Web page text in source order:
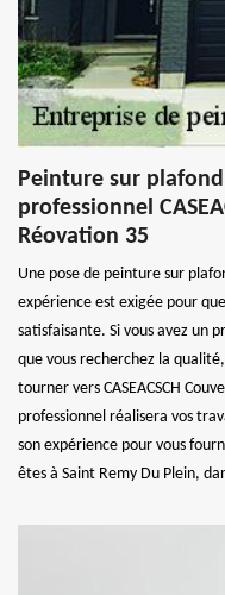
Peinture sur
professionnel
Réovation 35
Une pose de peinture sur
expérience est exigée pour
satisfaisante. Si vous avez un
que vous recherchez la
tourner vers CASEACSCH
professionnel réalisera vos
son expérience pour vous
êtes à Saint Remy Du Plein,